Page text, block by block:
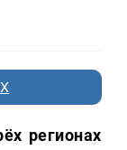
регионах